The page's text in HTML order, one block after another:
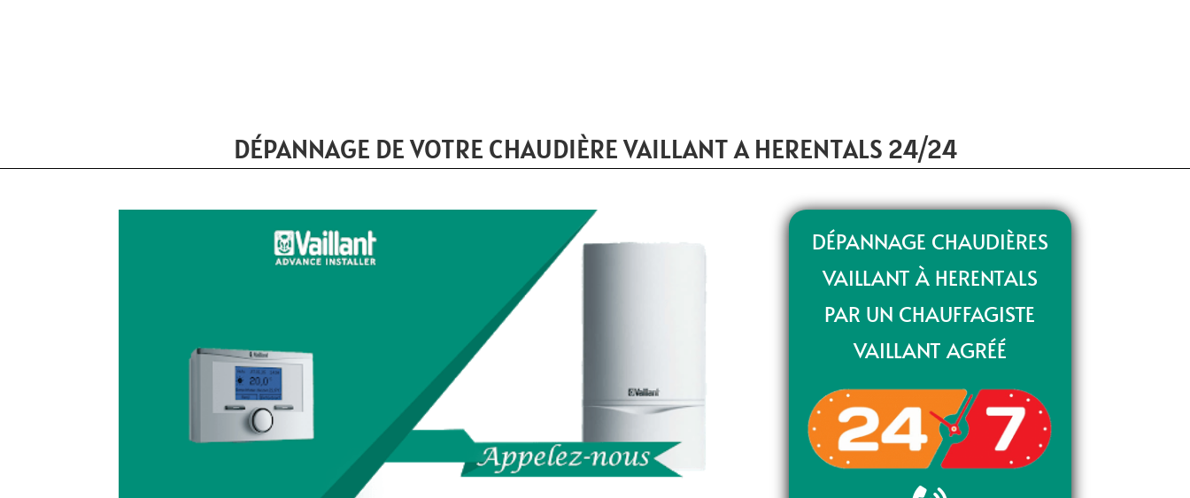
DÉPANNAGE DE VOTRE CHAUDIÈRE VAILLANT A HERENTALS 24/24
DÉPANNAGE CHAUDIÈRES
VAILLANT À HERENTALS
PAR UN CHAUFFAGISTE
VAILLANT AGRÉÉ